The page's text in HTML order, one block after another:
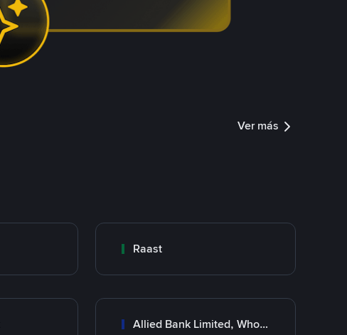
Ver más
Raast
Allied Bank Limited, Wholesale Branch